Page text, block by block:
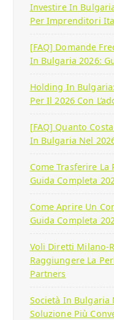
Investire In
Per Imprenditori
[FAQ] Domande
In Bulgaria 2026:
Holding In
Per Il 2026 Con
[FAQ] Quanto
In Bulgaria Nel
Come Trasferire
Guida Completa
Come Aprire Un
Guida Completa
Voli Diretti Milano-
Raggiungere La
Partners
Società In Bulgaria
Soluzione Più